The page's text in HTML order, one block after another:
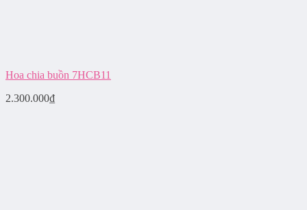
Hoa chia buồn 7HCB11
2.300.000₫